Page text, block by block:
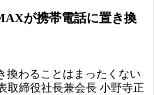
が携帯電話に置き換
わることはまったくない
取締役社長兼会長 小野寺正